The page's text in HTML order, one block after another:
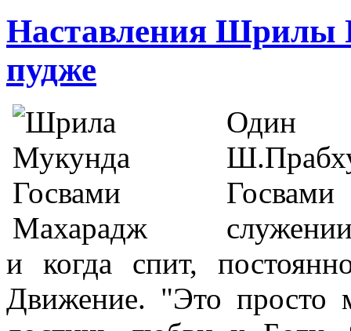
Наставления Шрилы
пудже
Один
и когда спит,
Движение. "Это просто